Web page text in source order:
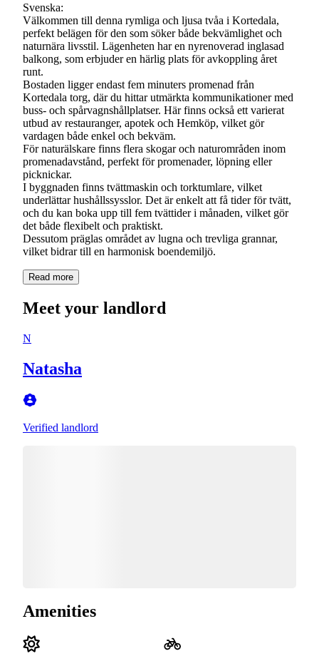
Svenska:
Välkommen till denna rymliga och ljusa tvåa i Kortedala,
perfekt belägen för den som söker både bekvämlighet och
naturnära livsstil. Lägenheten har en nyrenoverad inglasad
balkong, som erbjuder en härlig plats för avkoppling året
runt.
Bostaden ligger endast fem minuters promenad från
Kortedala torg, där du hittar utmärkta kommunikationer med
buss- och spårvagnshållplatser. Här finns också ett varierat
utbud av restauranger, apotek och Hemköp, vilket gör
vardagen både enkel och bekväm.
För naturälskare finns flera skogar och naturområden inom
promenadavstånd, perfekt för promenader, löpning eller
picknickar.
I byggnaden finns tvättmaskin och torktumlare, vilket
underlättar hushållssysslor. Det är enkelt att få tider för tvätt,
och du kan boka upp till fem tvättider i månaden, vilket gör
det både flexibelt och praktiskt.
Dessutom präglas området av lugna och trevliga grannar,
vilket bidrar till en harmonisk boendemiljö.
Read more
Meet your landlord
N
Natasha
Verified landlord
Amenities